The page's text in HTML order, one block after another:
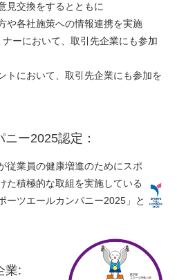
見交換をするとともに
各社施策への情報連携を実施
ーにおいて、取引先企業にも参加
において、取引先企業にも参加を
ー2025認定：
従業員の健康増進のためにスポ
た積極的な取組を実施している
ーツエールカンパニー2025」と
業: